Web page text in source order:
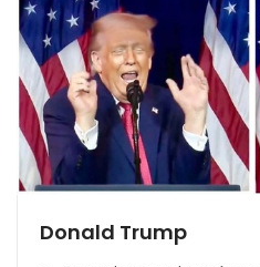
Donald Trump